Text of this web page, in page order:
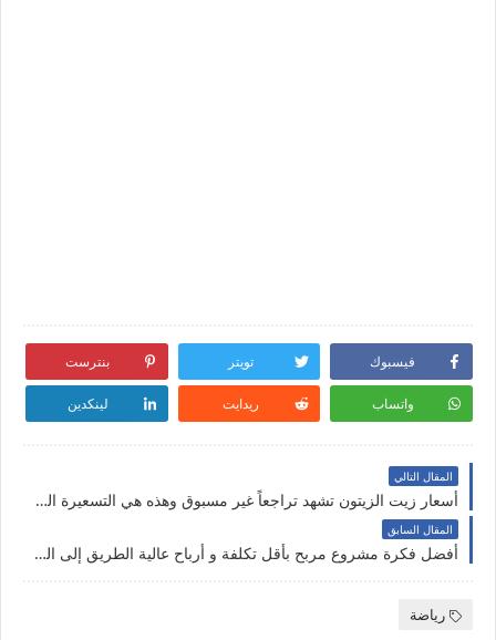
فيسبوك تويتر بنترست
واتساب ريدايت لينكدين
المقال التالي
أسعار زيت الزيتون تشهد تراجعاً غير مسبوق وهذه هي التسعيرة الجديدة للتر الواحد
المقال السابق
أفضل فكرة مشروع مربح بأقل تكلفة و أرباح عالية الطريق إلى النجاح والاستقلال المالي
رياضة